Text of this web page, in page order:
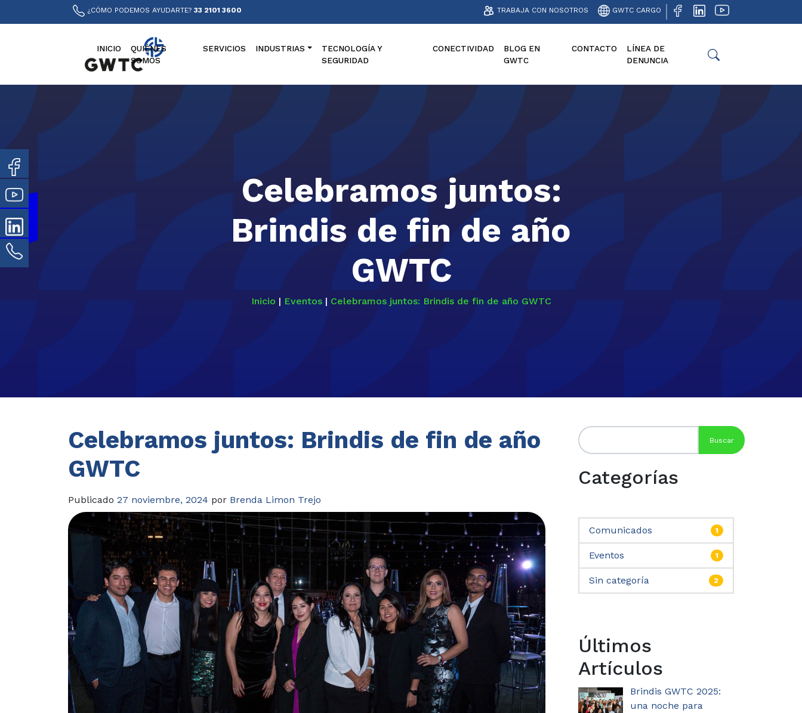
¿CÓMO PODEMOS AYUDARTE? 33 2101 3600 TRABAJA CON NOSOTROS GWTC CARGO
INICIO
QUIÉNES
SOMOS
SERVICIOS INDUSTRIAS
TECNOLOGÍA Y
SEGURIDAD
CONECTIVIDAD
BLOG EN
GWTC
CONTACTO
LÍNEA DE
DENUNCIA
Celebramos juntos:
Brindis de fin de año
GWTC
Inicio | Eventos | Celebramos juntos: Brindis de fin de año GWTC
Celebramos juntos: Brindis de fin de año
GWTC
Publicado 27 noviembre, 2024 por Brenda Limon Trejo
Categorías
Comunicados 1
Eventos 1
Sin categoría 2
Últimos
Artículos
Brindis GWTC 2025:
una noche para